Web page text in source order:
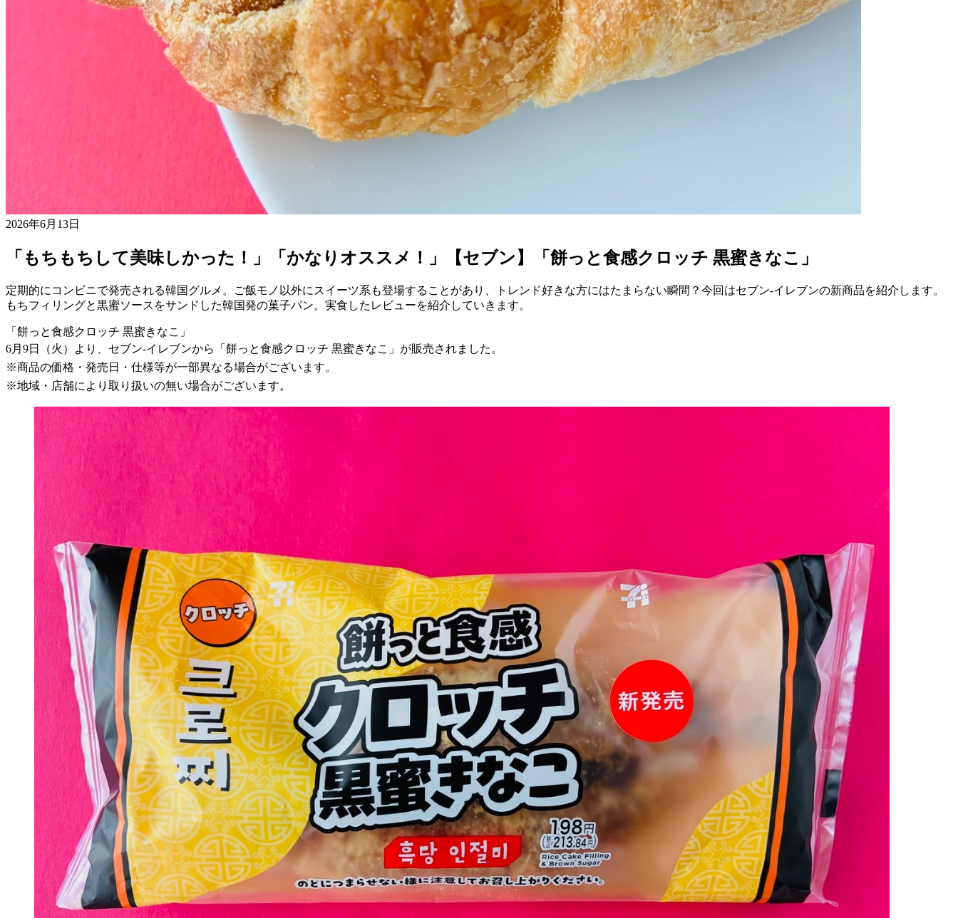
2026年6月13日
「もちもちして美味しかった！」「かなりオススメ！」【セブン】「餅っと食感クロッチ 黒蜜きなこ」
定期的にコンビニで発売される韓国グルメ。ご飯モノ以外にスイーツ系も登場することがあり、トレンド好きな方にはたまらない瞬間？今回はセブン-イレブンの新商品を紹介します。
もちフィリングと黒蜜ソースをサンドした韓国発の菓子パン。実食したレビューを紹介していきます。
「餅っと食感クロッチ 黒蜜きなこ」
6月9日（火）より、セブン-イレブンから「餅っと食感クロッチ 黒蜜きなこ」が販売されました。
※商品の価格・発売日・仕様等が一部異なる場合がございます。
※地域・店舗により取り扱いの無い場合がございます。